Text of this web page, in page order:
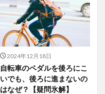
2024年12月18日
自転車のペダルを後ろにこ
いでも、後ろに進まないの
はなぜ？【疑問氷解】